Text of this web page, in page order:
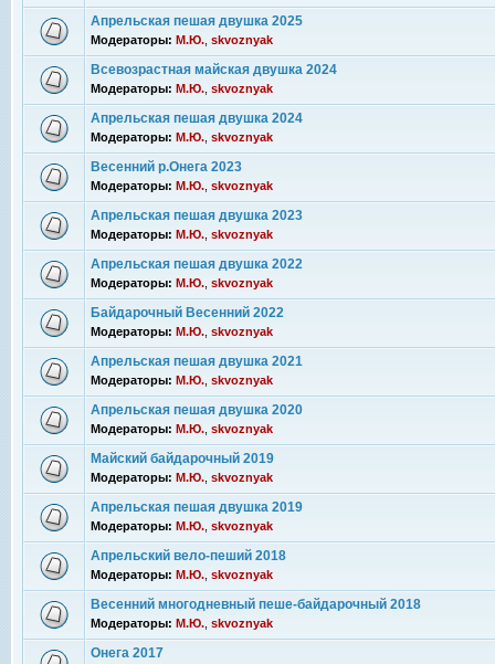
Апрельская пешая двушка 2025
Модераторы: М.Ю. skvoznyak
Всевозрастная майская двушка 2024
Модераторы: М.Ю. skvoznyak
Апрельская пешая двушка 2024
Модераторы: М.Ю. skvoznyak
Весенний р.Онега 2023
Модераторы: М.Ю. skvoznyak
Апрельская пешая двушка 2023
Модераторы: М.Ю. skvoznyak
Апрельская пешая двушка 2022
Модераторы: М.Ю. skvoznyak
Байдарочный Весенний 2022
Модераторы: М.Ю. skvoznyak
Апрельская пешая двушка 2021
Модераторы: М.Ю. skvoznyak
Апрельская пешая двушка 2020
Модераторы: М.Ю. skvoznyak
Майский байдарочный 2019
Модераторы: М.Ю. skvoznyak
Апрельская пешая двушка 2019
Модераторы: М.Ю. skvoznyak
Апрельский вело-пеший 2018
Модераторы: М.Ю. skvoznyak
Весенний многодневный пеше-байдарочный 2018
Модераторы: М.Ю. skvoznyak
Онега 2017